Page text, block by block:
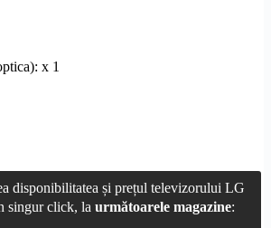
x 1
disponibilitatea și prețul televizorului LG
singur click, la următoarele magazine: